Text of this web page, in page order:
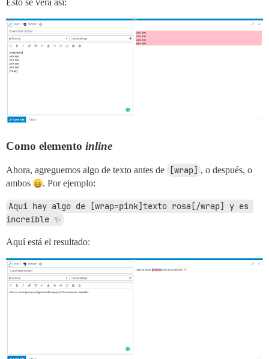
Esto se verá así:
Como elemento inline
Ahora, agreguemos algo de texto antes de [wrap] , o después, o
ambos
. Por ejemplo:
Aquí hay algo de [wrap=pink]texto rosa[/wrap] y es
increíble ✨
Aquí está el resultado: